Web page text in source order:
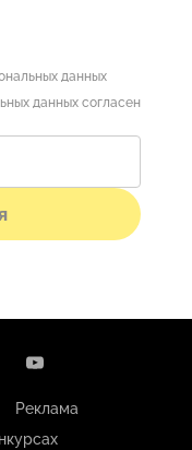
данных
данных согласен
Реклама